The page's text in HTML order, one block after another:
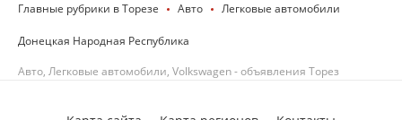
Главные рубрики в Торезе Авто Легковые автомобили
Донецкая Народная Республика
Авто, Легковые автомобили, Volkswagen - объявления Торез